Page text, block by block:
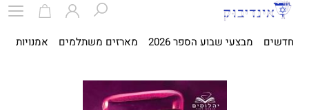
חדשים מבצעי שבוע הספר 2026 מארזים משתלמים אמנויות